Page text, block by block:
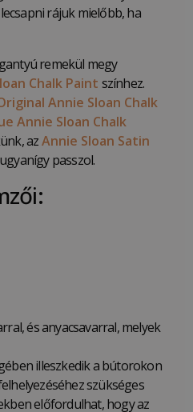
rájuk mielőbb, ha
remekül megy
Chalk Paint színhez.
Annie Sloan Chalk
Annie Sloan Chalk
azAnnie Sloan Satin
passzol.
és anyacsavarral, melyek
illeszkedik a bútorokon
szükséges
előfordulhat, hogy az